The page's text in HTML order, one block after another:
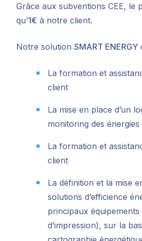
Grâce aux subventions CEE, le
qu’1€ à notre client.
Notre solution SMART ENERGY
La formation et
client
La mise en place d’un
monitoring des énergies
La formation et
client
La définition et la mise
solutions d’efficience
principaux équipements
d’impression), sur la